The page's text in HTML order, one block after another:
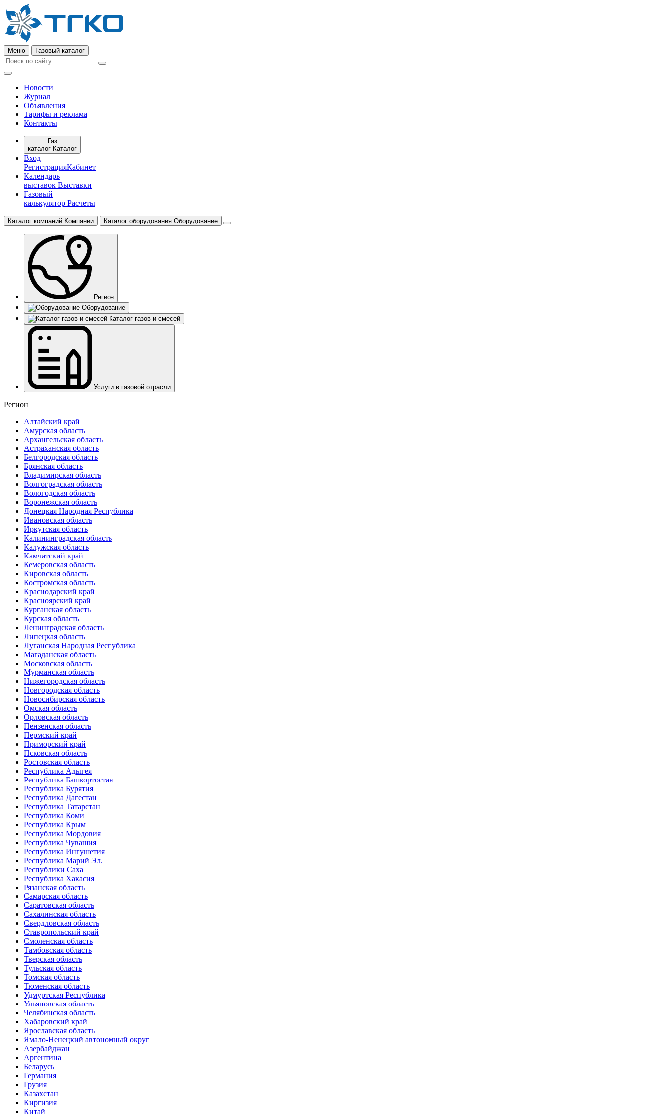
Меню Газовый каталог
Новости
Журнал
Объявления
Тарифы и реклама
Контакты
Газ
каталог Каталог
Вход
РегистрацияКабинет
Календарь
выставок Выставки
Газовый
калькулятор Расчеты
Каталог компаний Компании Каталог оборудования Оборудование
Регион
Оборудование
Каталог газов и смесей
Услуги в газовой отрасли
Регион
Алтайский край
Амурская область
Архангельская область
Астраханская область
Белгородская область
Брянская область
Владимирская область
Волгоградская область
Вологодская область
Воронежская область
Донецкая Народная Республика
Ивановская область
Иркутская область
Калининградская область
Калужская область
Камчатский край
Кемеровская область
Кировская область
Костромская область
Краснодарский край
Красноярский край
Курганская область
Курская область
Ленинградская область
Липецкая область
Луганская Народная Республика
Магаданская область
Московская область
Мурманская область
Нижегородская область
Новгородская область
Новосибирская область
Омская область
Орловская область
Пензенская область
Пермский край
Приморский край
Псковская область
Ростовская область
Республика Адыгея
Республика Башкортостан
Республика Бурятия
Республика Дагестан
Республика Татарстан
Республика Коми
Республика Крым
Республика Мордовия
Республика Чувашия
Республика Ингушетия
Республика Марий Эл.
Республики Саха
Республика Хакасия
Рязанская область
Самарская область
Саратовская область
Сахалинская область
Свердловская область
Ставропольский край
Смоленская область
Тамбовская область
Тверская область
Тульская область
Томская область
Тюменская область
Удмуртская Республика
Ульяновская область
Челябинская область
Хабаровский край
Ярославская область
Ямало-Ненецкий автономный округ
Азербайджан
Аргентина
Беларусь
Германия
Грузия
Казахстан
Киргизия
Китай